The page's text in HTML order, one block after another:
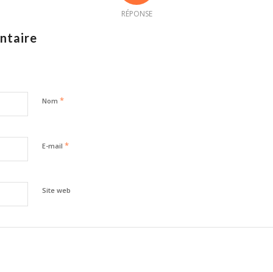
RÉPONSE
Nom *
E-mail *
Site web